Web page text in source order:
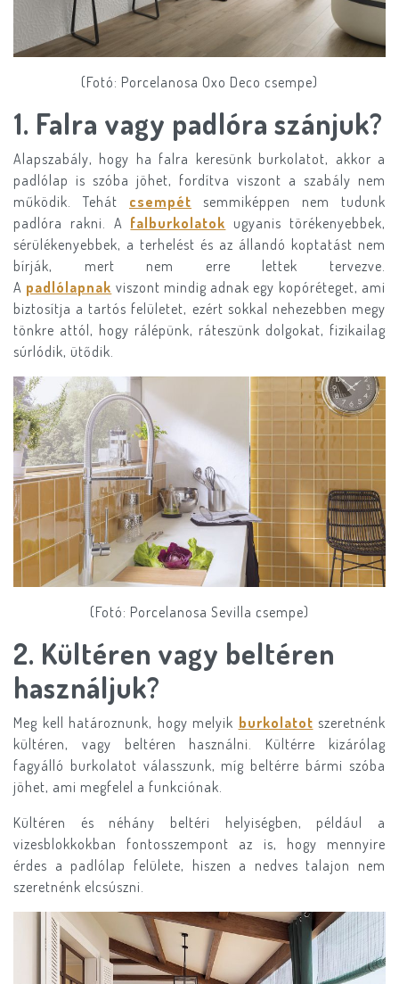
(Fotó: Porcelanosa Oxo Deco csempe)
1. Falra vagy padlóra szánjuk?
Alapszabály, hogy ha falra keresünk burkolatot, akkor a
padlólap is szóba jöhet, fordítva viszont a szabály nem
működik. Tehát
csempét
semmiképpen nem tudunk
padlóra rakni. A falburkolatok ugyanis törékenyebbek,
sérülékenyebbek, a terhelést és az állandó koptatást nem
bírják, mert nem erre lettek tervezve.
A padlólapnak viszont mindig adnak egy kopóréteget, ami
biztosítja a tartós felületet, ezért sokkal nehezebben megy
tönkre attól, hogy rálépünk, ráteszünk dolgokat, fizikailag
súrlódik, ütődik.
(Fotó: Porcelanosa Sevilla csempe)
​2. Kültéren vagy beltéren
használjuk?
Meg kell határoznunk, hogy melyik burkolatot szeretnénk
kültéren, vagy beltéren használni. Kültérre kizárólag
fagyálló burkolatot válasszunk, míg beltérre bármi szóba
jöhet, ami megfelel a funkciónak.
Kültéren és néhány beltéri helyiségben, például a
vizesblokkokban fontosszempont az is, hogy mennyire
érdes a padlólap felülete, hiszen a nedves talajon nem
szeretnénk elcsúszni.